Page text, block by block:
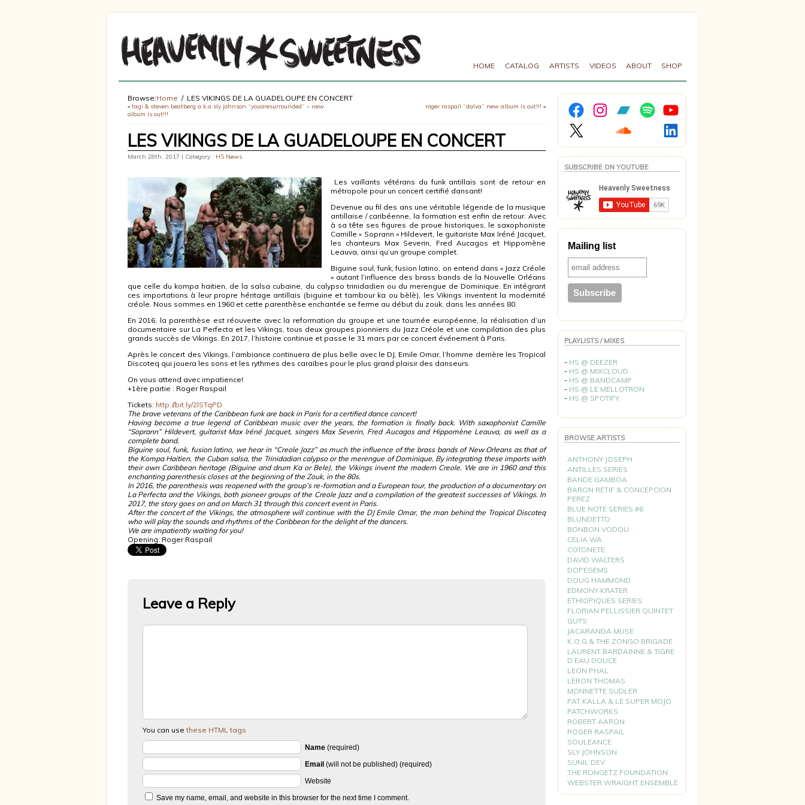
HOME CATALOG ARTISTS VIDEOS ABOUT SHOP
Browse:Home LES VIKINGS DE LA GUADELOUPE EN CONCERT
« tagi & steven beatberg a.k.a sly johnson “youaresurrounded” – new
album is out!!!
roger raspail “dalva” new album is out!!! »
LES VIKINGS DE LA GUADELOUPE EN CONCERT
March 28th, 2017 | Category : HS News
Les vaillants vétérans du funk antillais sont de retour en
métropole pour un concert certifié dansant!
Devenue au fil des ans une véritable légende de la musique
antillaise / caribéenne, la formation est enfin de retour. Avec
à sa tête ses figures de proue historiques, le saxophoniste
Camille « Soprann » Hildevert, le guitariste Max Iréné Jacquet,
les chanteurs Max Severin, Fred Aucagos et Hippomène
Leauva, ainsi qu’un groupe complet.
Biguine soul, funk, fusion latino, on entend dans « Jazz Créole
» autant l’influence des brass bands de la Nouvelle Orléans
que celle du kompa haitien, de la salsa cubaine, du calypso trinidadien ou du merengue de Dominique. En intégrant
ces importations à leur propre héritage antillais (biguine et tambour ka ou bèlè), les Vikings inventent la modernité
créole. Nous sommes en 1960 et cette parenthèse enchantée se ferme au début du zouk, dans les années 80.
En 2016, la parenthèse est réouverte avec la reformation du groupe et une tournée européenne, la réalisation d’un
documentaire sur La Perfecta et les Vikings, tous deux groupes pionniers du Jazz Créole et une compilation des plus
grands succès de Vikings. En 2017, l’histoire continue et passe le 31 mars par ce concert événement à Paris.
Après le concert des Vikings, l’ambiance continuera de plus belle avec le DJ, Emile Omar, l’homme derrière les Tropical
Discoteq qui jouera les sons et les rythmes des caraïbes pour le plus grand plaisir des danseurs.
On vous attend avec impatience!
+1ère partie : Roger Raspail
Tickets: http://bit.ly/2lSTqPD
The brave veterans of the Caribbean funk are back in Paris for a certified dance concert!
Having become a true legend of Caribbean music over the years, the formation is finally back. With saxophonist Camille
“Soprann” Hildevert, guitarist Max Iréné Jacquet, singers Max Severin, Fred Aucagos and Hippomène Leauva, as well as a
complete band.
Biguine soul, funk, fusion latino, we hear in “Creole Jazz” as much the influence of the brass bands of New Orleans as that of
the Kompa Haitien, the Cuban salsa, the Trinidadian calypso or the merengue of Dominique. By integrating these imports with
their own Caribbean heritage (Biguine and drum Ka or Bele), the Vikings invent the modern Creole. We are in 1960 and this
enchanting parenthesis closes at the beginning of the Zouk, in the 80s.
In 2016, the parenthesis was reopened with the group’s re-formation and a European tour, the production of a documentary on
La Perfecta and the Vikings, both pioneer groups of the Creole Jazz and a compilation of the greatest successes of Vikings. In
2017, the story goes on and on March 31 through this concert event in Paris.
After the concert of the Vikings, the atmosphere will continue with the DJ Emile Omar, the man behind the Tropical Discoteq
who will play the sounds and rhythms of the Caribbean for the delight of the dancers.
We are impatiently waiting for you!
Opening: Roger Raspail
Leave a Reply
You can usethese HTML tags
Name (required)
Email (will not be published) (required)
Website
Save my name, email, and website in this browser for the next time I comment.
YouTube
X
SUBSCRIBE ON YOUTUBE
Mailing list
PLAYLISTS / MIXES
- HS @ DEEZER
- HS @ MIXCLOUD
- HS @ BANDCAMP
- HS @ LE MELLOTRON
- HS @ SPOTIFY
BROWSE ARTISTS
ANTHONY JOSEPH
ANTILLES SERIES
BANDE GAMBOA
BARON RETIF & CONCEPCION
PEREZ
BLUE NOTE SERIES #6
BLUNDETTO
BONBON VODOU
CELIA WA
COTONETE
DAVID WALTERS
DOPEGEMS
DOUG HAMMOND
EDMONY KRATER
ETHIOPIQUES SERIES
FLORIAN PELLISSIER QUINTET
GUTS
JACARANDA MUSE
K.O.G & THE ZONGO BRIGADE
LAURENT BARDAINNE & TIGRE
D’EAU DOUCE
LEON PHAL
LERON THOMAS
MONNETTE SUDLER
PAT KALLA & LE SUPER MOJO
PATCHWORKS
ROBERT AARON
ROGER RASPAIL
SOULEANCE
SLY JOHNSON
SUNIL DEV
THE RONGETZ FOUNDATION
WEBSTER WRAIGHT ENSEMBLE